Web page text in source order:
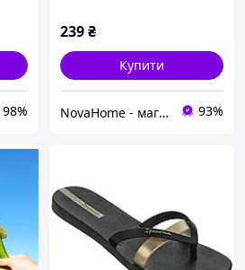
98%
239₴
Купити
NovaHome - магазин товарів для дому і не тільки 93%